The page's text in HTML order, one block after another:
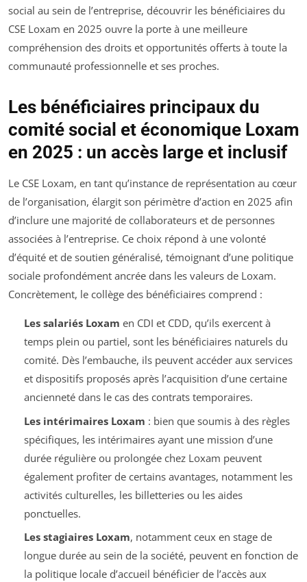
social au sein de l’entreprise, découvrir les bénéficiaires du
CSE Loxam en 2025 ouvre la porte à une meilleure
compréhension des droits et opportunités offerts à toute la
communauté professionnelle et ses proches.
Les bénéficiaires principaux du
comité social et économique Loxam
en 2025 : un accès large et inclusif
Le CSE Loxam, en tant qu’instance de représentation au cœur
de l’organisation, élargit son périmètre d’action en 2025 afin
d’inclure une majorité de collaborateurs et de personnes
associées à l’entreprise. Ce choix répond à une volonté
d’équité et de soutien généralisé, témoignant d’une politique
sociale profondément ancrée dans les valeurs de Loxam.
Concrètement, le collège des bénéficiaires comprend :
Les salariés Loxam en CDI et CDD, qu’ils exercent à
temps plein ou partiel, sont les bénéficiaires naturels du
comité. Dès l’embauche, ils peuvent accéder aux services
et dispositifs proposés après l’acquisition d’une certaine
ancienneté dans le cas des contrats temporaires.
Les intérimaires Loxam : bien que soumis à des règles
spécifiques, les intérimaires ayant une mission d’une
durée régulière ou prolongée chez Loxam peuvent
également profiter de certains avantages, notamment les
activités culturelles, les billetteries ou les aides
ponctuelles.
Les stagiaires Loxam, notamment ceux en stage de
longue durée au sein de la société, peuvent en fonction de
la politique locale d’accueil bénéficier de l’accès aux